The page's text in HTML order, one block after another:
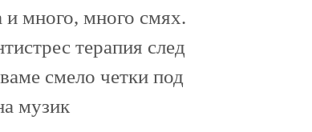
и много, много смях.
терапия след
смело четки под
музик